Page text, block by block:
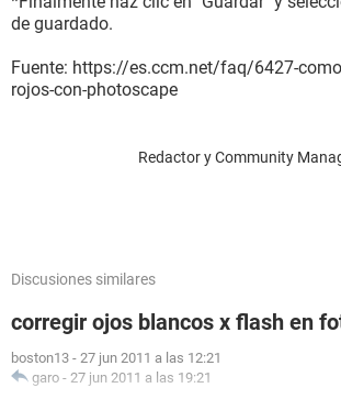
de guardado.
Fuente: https://es.ccm.net/faq/6427-
rojos-con-photoscape
Redactor y Community
Discusiones similares
corregir ojos blancos x flash en
boston13 - 27 jun 2011 a las 12:21
garo - 27 jun 2011 a las 19:21